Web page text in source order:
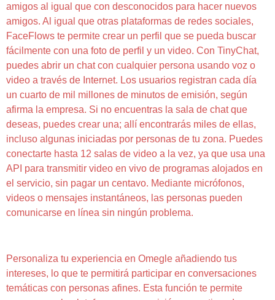
amigos al igual que con desconocidos para hacer nuevos
amigos. Al igual que otras plataformas de redes sociales,
FaceFlows te permite crear un perfil que se pueda buscar
fácilmente con una foto de perfil y un video. Con TinyChat,
puedes abrir un chat con cualquier persona usando voz o
video a través de Internet. Los usuarios registran cada día
un cuarto de mil millones de minutos de emisión, según
afirma la empresa. Si no encuentras la sala de chat que
deseas, puedes crear una; allí encontrarás miles de ellas,
incluso algunas iniciadas por personas de tu zona. Puedes
conectarte hasta 12 salas de video a la vez, ya que usa una
API para transmitir video en vivo de programas alojados en
el servicio, sin pagar un centavo. Mediante micrófonos,
videos o mensajes instantáneos, las personas pueden
comunicarse en línea sin ningún problema.
Personaliza tu experiencia en Omegle añadiendo tus
intereses, lo que te permitirá participar en conversaciones
temáticas con personas afines. Esta función te permite